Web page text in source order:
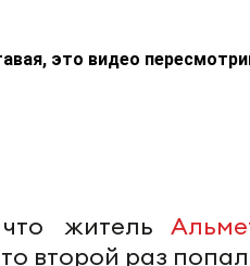
это видео
житель
второй раз